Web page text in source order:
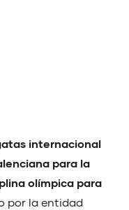
internacional
para la
olímpica para
por la entidad